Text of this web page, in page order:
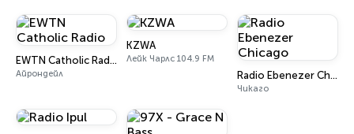
EWTN Catholic Radio
Айрондейл
KZWA
Лейк Чарлс 104.9 FM
Radio Ebenezer Chicago
Чикаго